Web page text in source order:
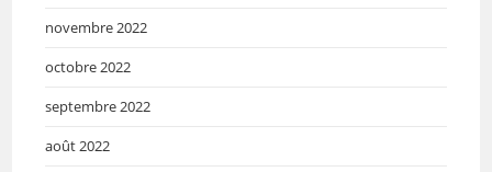
novembre 2022
octobre 2022
septembre 2022
août 2022